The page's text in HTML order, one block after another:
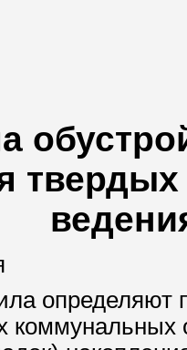
определяют